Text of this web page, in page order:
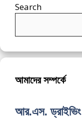
Search
আমাদের সম্পর্কে
আর.এস. ড্রাইভিং